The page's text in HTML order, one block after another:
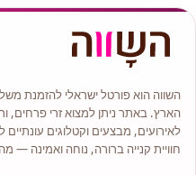
השווה הוא פורטל ישראלי להזמנת
הארץ. באתר ניתן למצוא זרי פרחים,
לאירועים, מבצעים וקטלוגים
חוויית קנייה ברורה, נוחה ואמינה —